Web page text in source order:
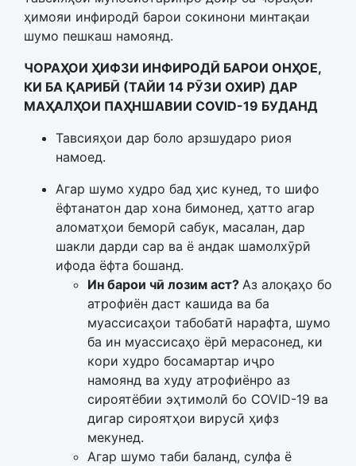
ҳимояи инфиродӣ барои сокинони минтақаи
шумо пешкаш намоянд.
ЧОРАҲОИ ҲИФЗИ ИНФИРОДӢ БАРОИ ОНҲОЕ,
КИ БА ҚАРИБӢ (ТАЙИ 14 РӮЗИ ОХИР) ДАР
МАҲАЛҲОИ ПАҲНШАВИИ COVID-19 БУДАНД
Тавсияҳои дар боло арзшударо риоя
намоед.
Агар шумо худро бад ҳис кунед, то шифо
ёфтанатон дар хона бимонед, ҳатто агар
аломатҳои беморӣ сабук, масалан, дар
шакли дарди сар ва ё андак шамолхӯрӣ
ифода ёфта бошанд.
Ин барои чӣ лозим аст? Аз алоқаҳо бо
атрофиён даст кашида ва ба
муассисаҳои табобатӣ нарафта, шумо
ба ин муассисаҳо ёрӣ мерасонед, ки
кори худро босамартар иҷро
намоянд ва худу атрофиёнро аз
сироятёбии эҳтимолӣ бо COVID-19 ва
дигар сироятҳои вирусӣ ҳифз
мекунед.
Агар шумо таби баланд, сулфа ё